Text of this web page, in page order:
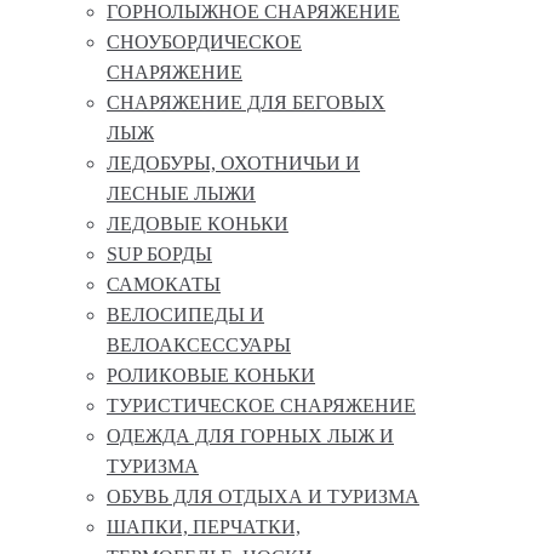
ГОРНОЛЫЖНОЕ СНАРЯЖЕНИЕ
СНОУБОРДИЧЕСКОЕ
СНАРЯЖЕНИЕ
СНАРЯЖЕНИЕ ДЛЯ БЕГОВЫХ
ЛЫЖ
ЛЕДОБУРЫ, ОХОТНИЧЬИ И
ЛЕСНЫЕ ЛЫЖИ
ЛЕДОВЫЕ КОНЬКИ
SUP БОРДЫ
САМОКАТЫ
ВЕЛОСИПЕДЫ И
ВЕЛОАКСЕССУАРЫ
РОЛИКОВЫЕ КОНЬКИ
ТУРИСТИЧЕСКОЕ СНАРЯЖЕНИЕ
ОДЕЖДА ДЛЯ ГОРНЫХ ЛЫЖ И
ТУРИЗМА
ОБУВЬ ДЛЯ ОТДЫХА И ТУРИЗМА
ШАПКИ, ПЕРЧАТКИ,